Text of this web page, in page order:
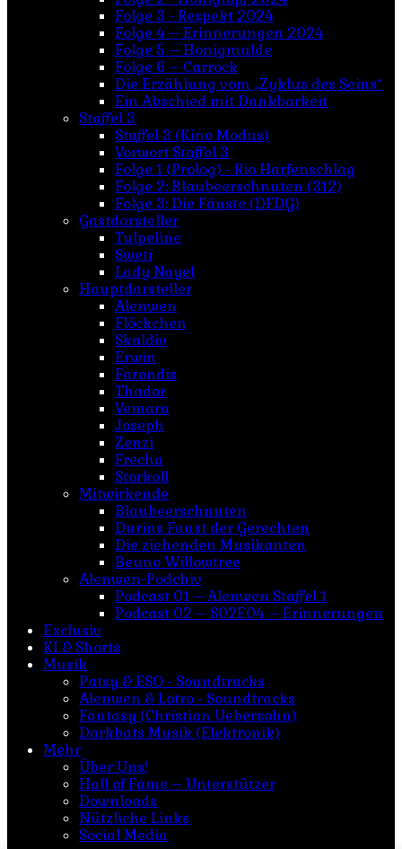
Folge 3 - Respekt 2024
Folge 4 – Erinnerungen 2024
Folge 5 – Honigmulde
Folge 6 – Carrock
Die Erzählung vom „Zyklus des Seins“
Ein Abschied mit Dankbarkeit
Staffel 3
Staffel 3 (Kino Modus)
Vorwort Staffel 3
Folge 1 (Prolog) - Rio Harfenschlag
Folge 2: Blaubeerschnuten (312)
Folge 3: Die Fäuste (DFDG)
Gastdarsteller
Tulpeline
Sweti
Lady Nayel
Hauptdarsteller
Alenwen
Flöckchen
Skaldiv
Erwin
Farondis
Thador
Vemara
Joseph
Zenzi
Frecha
Storkoll
Mitwirkende
Blaubeerschnuten
Durins Faust der Gerechten
Die ziehenden Musikanten
Beuno Willowtree
Alenwen-Podchiv
Podcast 01 – Alenwen Staffel 1
Podcast 02 – S02E04 – Erinnerungen
Exclusiv
KI & Shorts
Musik
Patsy & ESO - Soundtracks
Alenwen & Lotro - Soundtracks
Fantasy (Christian Uebersohn)
Darkbats Musik (Elektronik)
Mehr
Über Uns!
Hall of Fame – Unterstützer
Downloads
Nützliche Links
Social Media